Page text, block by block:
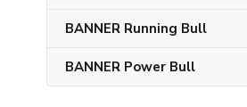
BANNER Running Bull
BANNER Power Bull